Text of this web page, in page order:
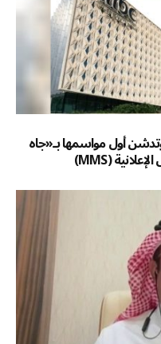
أول مواسمها بـ«جاه